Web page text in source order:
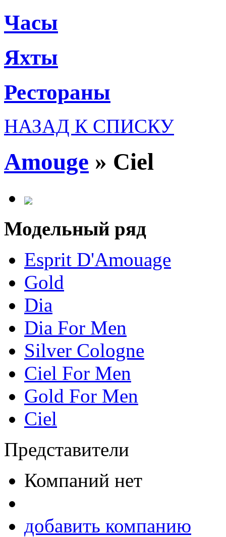
Часы
Яхты
Рестораны
НАЗАД К СПИСКУ
Amouge » Ciel
Модельный ряд
Esprit D'Amouage
Gold
Dia
Dia For Men
Silver Cologne
Сiel For Men
Gold For Men
Ciel
Представители
Компаний нет
добавить компанию